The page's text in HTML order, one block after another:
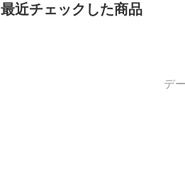
最近チェックした商品
デ